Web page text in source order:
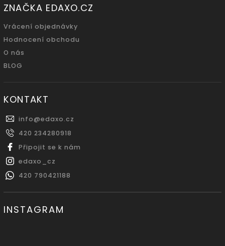
ZNAČKA EDAXO.CZ
Vrácení objednávky
Hodnocení obchodu
O nás
BLOG
KONTAKT
info@edaxo.cz
420 234280918
Připojit se k nám
edaxo_cz
420 790421188
INSTAGRAM